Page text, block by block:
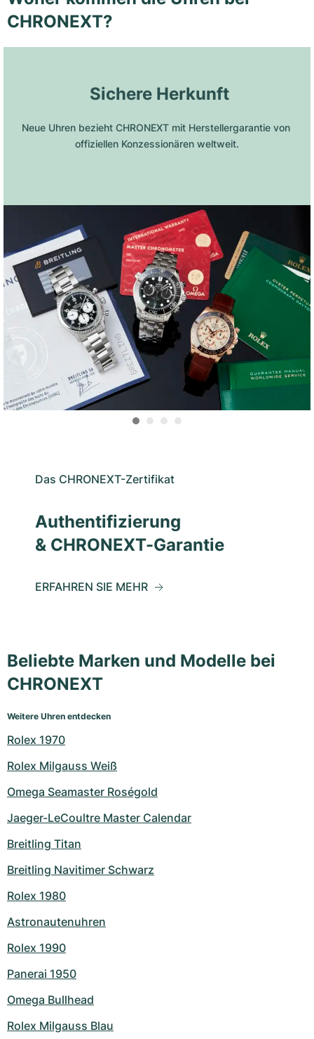
CHRONEXT?
Sichere Herkunft
Neue Uhren bezieht CHRONEXT mit Herstellergarantie von
offiziellen Konzessionären weltweit.
Das CHRONEXT-Zertifikat
Authentifizierung
& CHRONEXT-Garantie
ERFAHREN SIE MEHR
Beliebte Marken und Modelle bei
CHRONEXT
Weitere Uhren entdecken
Rolex 1970
Rolex Milgauss Weiß
Omega Seamaster Roségold
Jaeger-LeCoultre Master Calendar
Breitling Titan
Breitling Navitimer Schwarz
Rolex 1980
Astronautenuhren
Rolex 1990
Panerai 1950
Omega Bullhead
Rolex Milgauss Blau